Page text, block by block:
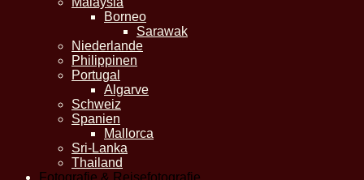
Borneo
Sarawak
Niederlande
Philippinen
Portugal
Algarve
Schweiz
Spanien
Mallorca
Sri-Lanka
Thailand
Fotografie & Reisefotografie